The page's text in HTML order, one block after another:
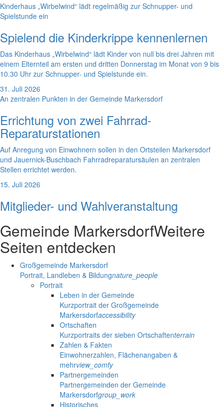
Kinderhaus „Wirbelwind“ lädt regelmäßig zur Schnupper- und
Spielstunde ein
Spielend die Kinderkrippe kennenlernen
Das Kinderhaus „Wirbelwind“ lädt Kinder von null bis drei Jahren mit
einem Elternteil am ersten und dritten Donnerstag im Monat von 9 bis
10.30 Uhr zur Schnupper- und Spielstunde ein.
31. Juli 2026
An zentralen Punkten in der Gemeinde Markersdorf
Errichtung von zwei Fahrrad-
Reparaturstationen
Auf Anregung von Einwohnern sollen in den Ortsteilen Markersdorf
und Jauernick-Buschbach Fahrradreparatursäulen an zentralen
Stellen errichtet werden.
15. Juli 2026
Mitglieder- und Wahlveranstaltung
Gemeinde MarkersdorfWeitere
Seiten entdecken
Großgemeinde Markersdorf
Portrait, Landleben & Bildungnature_people
Portrait
Leben in der Gemeinde
Kurzportrait der Großgemeinde
Markersdorfaccessibility
Ortschaften
Kurzportraits der sieben Ortschaftenterrain
Zahlen & Fakten
Einwohnerzahlen, Flächenangaben &
mehrview_comfy
Partnergemeinden
Partnergemeinden der Gemeinde
Markersdorfgroup_work
Historisches